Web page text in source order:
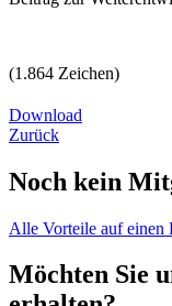
(1.864 Zeichen)
Download
Zurück
Noch kein
Alle Vorteile auf einen
Möchten Sie